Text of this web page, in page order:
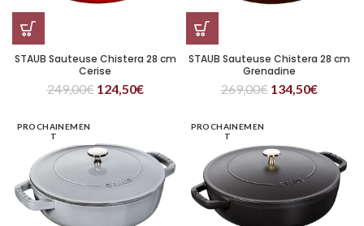
STAUB Sauteuse Chistera 28 cm
Cerise
249,00€ 124,50€
STAUB Sauteuse Chistera 28 cm
Grenadine
269,00€ 134,50€
PROCHAINEMEN
T
PROCHAINEMEN
T